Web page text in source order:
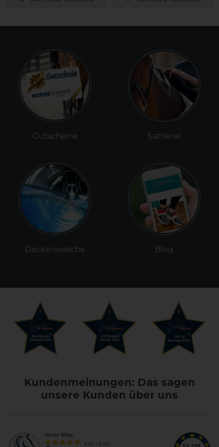
Gutscheine
Deckenwäsche
Sattlerei
Blog
Kundenmeinungen: Das sagen
unsere Kunden über uns